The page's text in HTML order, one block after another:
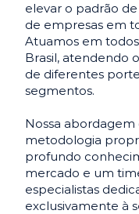
elevar o padrão
de empresas em
Atuamos em
Brasil, atendendo
de diferentes
segmentos.
Nossa
metodologia
profundo
mercado e um
especialistas
exclusivamente à